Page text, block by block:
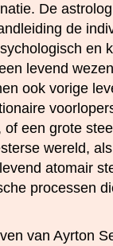
De
de
en
levend
ook vorige
een grote
wereld,
atomair
processen
van Ayrton